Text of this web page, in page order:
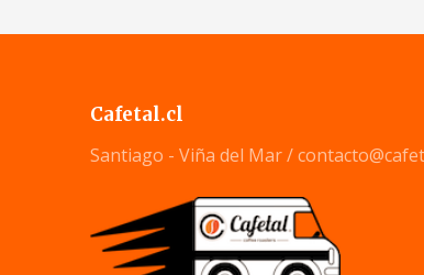
Cafetal.cl
Santiago - Viña del Mar /